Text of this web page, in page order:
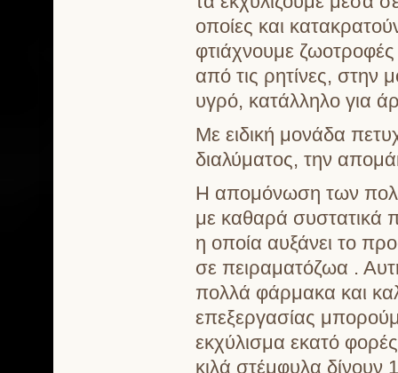
οποίες και
φτιάχνουμε
από τις ρητίνες, στην
υγρό, κατάλληλο για
Με ειδική μονάδα
διαλύματος, την
Η απομόνωση των
με καθαρά συστατικά
η οποία αυξάνει το
σε πειραματόζωα .
πολλά φάρμακα και
επεξεργασίας
εκχύλισμα εκατό
κιλά στέμφυλα